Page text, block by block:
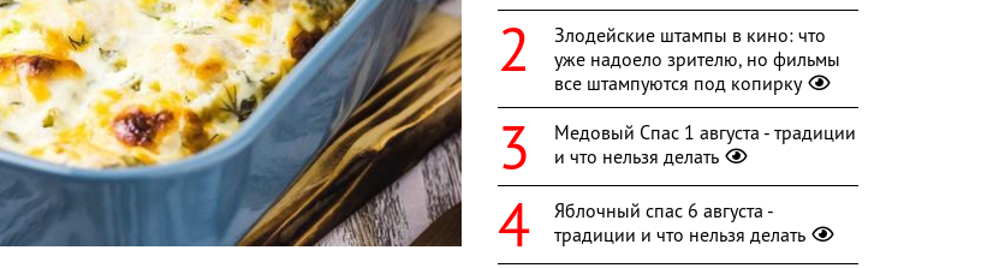
Злодейские штампы в кино: что
уже надоело зрителю, но фильмы
все штампуются под копирку
Медовый Спас 1 августа - традиции
и что нельзя делать
Яблочный спас 6 августа -
традиции и что нельзя делать